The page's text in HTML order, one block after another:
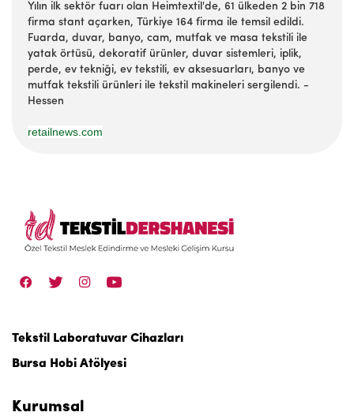
Yılın ilk sektör fuarı olan Heimtextil'de, 61 ülkeden 2 bin 718
firma stant açarken, Türkiye 164 firma ile temsil edildi.
Fuarda, duvar, banyo, cam, mutfak ve masa tekstili ile
yatak örtüsü, dekoratif ürünler, duvar sistemleri, iplik,
perde, ev tekniği, ev tekstili, ev aksesuarları, banyo ve
mutfak tekstili ürünleri ile tekstil makineleri sergilendi. -
Hessen
retailnews.com
Tekstil Laboratuvar Cihazları
Bursa Hobi Atölyesi
Kurumsal